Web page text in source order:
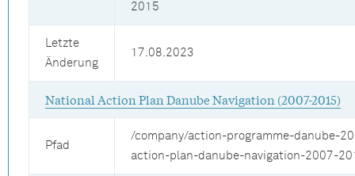
2015
Letzte
Änderung
17.08.2023
National Action Plan Danube Navigation (2007-2015)
Pfad
/company/action-programme-danube-
action-plan-danube-navigation-2007-